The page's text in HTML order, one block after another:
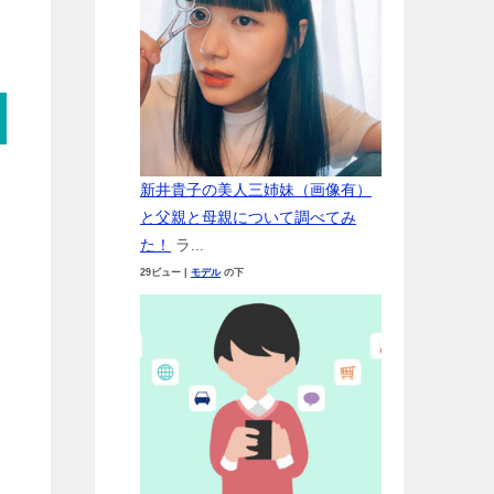
新井貴子の美人三姉妹（画像有）
と父親と母親について調べてみ
た！
ラ...
29ビュー モデルの下